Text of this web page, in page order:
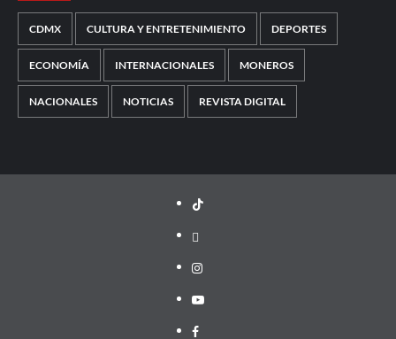
CDMX CULTURA Y ENTRETENIMIENTO DEPORTES
ECONOMÍA INTERNACIONALES MONEROS
NACIONALES NOTICIAS REVISTA DIGITAL
TikTok
threads
Instagram
Youtube
Facebook